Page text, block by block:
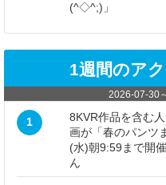
(^◇^;)」
1週間のア
2026-07-30
1
8KVR作品を含む
画が「春のパンツ
(水)朝9:59まで開
ん